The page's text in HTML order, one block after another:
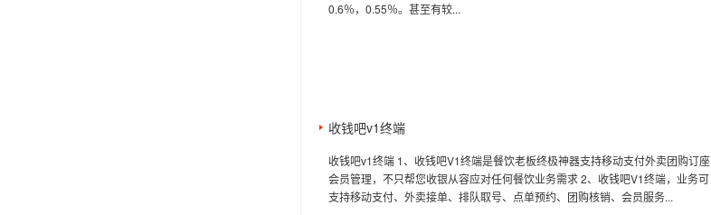
0.6％，0.55％。甚至有较...
收钱吧v1终端
收钱吧v1终端 1、收钱吧V1终端是餐饮老板终极神器支持移动支付外卖团购订座
会员管理，不只帮您收银从容应对任何餐饮业务需求 2、收钱吧V1终端，业务可
支持移动支付、外卖接单、排队取号、点单预约、团购核销、会员服务...